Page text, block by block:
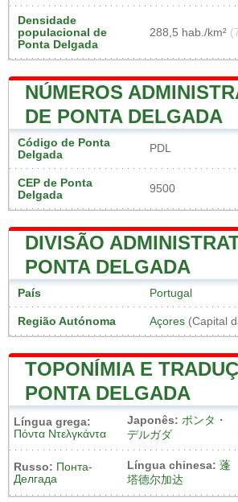
Densidade
populacional de
Ponta Delgada
288,5 hab./km²
NÚMEROS
DE PONTA DELGADA
Código de Ponta
Delgada
PDL
CEP de Ponta
Delgada
9500
DIVISÃO
PONTA DELGADA
País Portugal
Região Autónoma Açores (Capital
TOPONÍMIA E
PONTA DELGADA
Língua grega:
Πόντα Ντελγκάντα
Japonês: ポンタ・
デルガダ
Russo: Понта-
Делгада
Língua chinesa: 蓬
塔德尔加达